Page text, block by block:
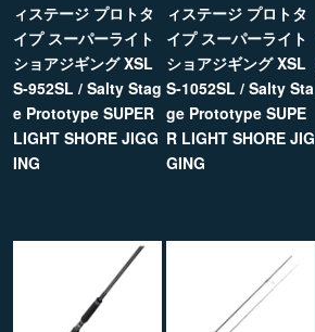
ィステージ プロトタ
イプ スーパーライト
ショアジギング XSL
S-952SL / Salty Stag
e Prototype SUPER
LIGHT SHORE JIGG
ING
ィステージ プロトタ
イプ スーパーライト
ショアジギング XSL
S-1052SL / Salty Sta
ge Prototype SUPE
R LIGHT SHORE JIG
GING